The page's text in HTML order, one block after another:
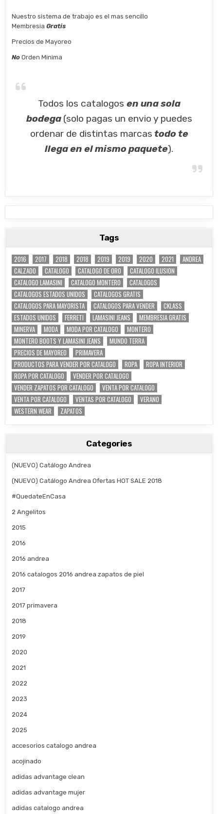
Nuestro sistema de trabajo es el mas sencillo
MembresiaGratis
Precios de Mayoreo
No Orden Minima
Todos los catalogos en una sola
bodega (solo pagas un envio y puedes
ordenar de distintas marcas todo te
llega en el mismo paquete).
Tags
2016 2017 2018 2018 2019 2019 2020 2021
ANDREA
CALZADO
CATALOGO CATALOGO DE ORO
CATALOGO ILUSION
CATALOGO LAMASINI
CATALOGO MONTERO
CATALOGOS
CATALOGOS ESTADOS UNIDOS
CATALOGOS GRATIS
CATALOGOS PARA MAYORISTA
CATALOGOS PARA VENDER
CKLASS
ESTADOS UNIDOS
FERRETI LAMASINI JEANS
MEMBRESIA GRATIS
MINERVA
MODA MODA POR CATALOGO
MONTERO
MONTERO BOOTS Y LAMASINI JEANS
MUNDO TERRA
PRECIOS DE MAYOREO
PRIMAVERA
PRODUCTOS PARA VENDER POR CATALOGO
ROPA
ROPA INTERIOR
ROPA POR CATALOGO
VENDER POR CATALOGO
VENDER ZAPATOS POR CATALOGO
VENTA POR CATALOGO
VENTA POR CATALOGO
VENTAS POR CATALOGO
VERANO
WESTERN WEAR
ZAPATOS
Categories
(NUEVO) Catálogo Andrea
(NUEVO) Catálogo Andrea Ofertas HOT SALE 2018
#QuedateEnCasa
2 Angelitos
2015
2016
2016 andrea
2016 catalogos 2016 andrea zapatos de piel
2017
2017 primavera
2018
2019
2020
2021
2022
2023
2024
2025
accesorios catalogo andrea
acojinado
adidas advantage clean
adidas advantage mujer
adidas catalogo andrea